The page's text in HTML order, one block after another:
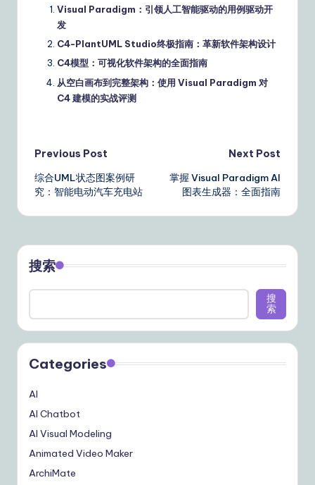
Visual Paradigm：引领人工智能驱动的用例驱动开
发
C4-PlantUML Studio终极指南：革新软件架构设计
C4模型：可视化软件架构的全面指南
从空白画布到完整架构：使用 Visual Paradigm 对
C4 建模的实战评测
Post
navigation
Previous Post
综合UML状态图案例研
究：智能电动汽车充电站
Next Post
掌握 Visual Paradigm AI
图表生成器：全面指南
搜索
搜
索
Categories
AI
AI Chatbot
AI Visual Modeling
Animated Video Maker
ArchiMate